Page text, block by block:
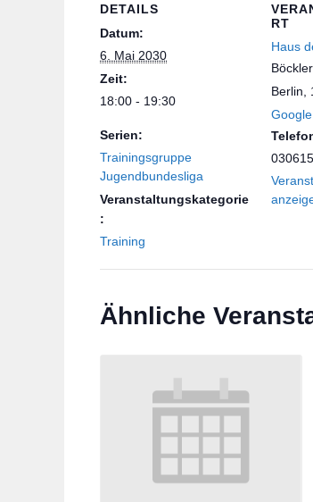
DETAILS
Datum:
6. Mai 2030
Zeit:
18:00 - 19:30
Serien:
Trainingsgruppe
Jugendbundesliga
Veranstaltungskategorie
:
Training
RT
Haus
Berlin
Ähnliche